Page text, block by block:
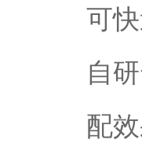
可
自
配